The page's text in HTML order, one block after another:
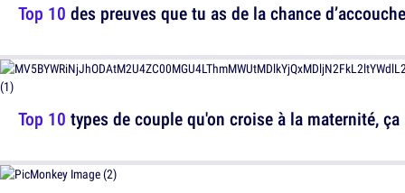
Top 10 types de couple qu'on croise à la maternité,
Top 10 des preuves que tu as de la chance